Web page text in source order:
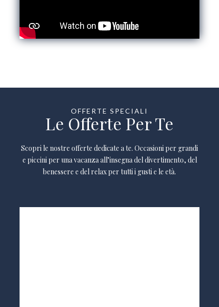
OFFERTE SPECIALI
Le Offerte Per Te
Scopri le nostre offerte dedicate a te. Occasioni per grandi
e piccini per una vacanza all’insegna del divertimento, del
benessere e del relax per tutti i gusti e le età.